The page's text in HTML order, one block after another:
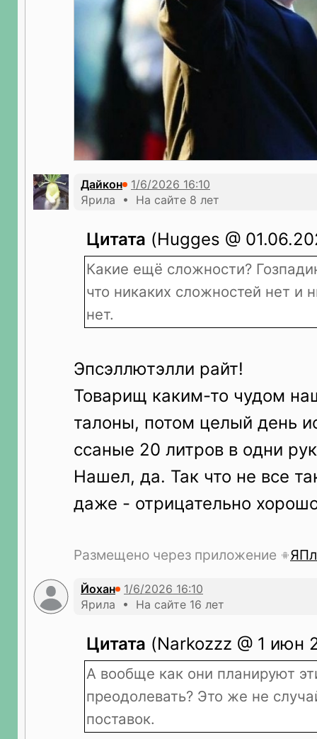
Дайкон
Ярила • На сайте 8 лет
Цитата (Hugges @
Какие ещё сложности?
что никаких сложностей нет и
нет.
Эпсэллютэлли райт!
Товарищ каким-то чудом
талоны, потом целый день
ссаные 20 литров в одни
Нашел, да. Так что не все
даже - отрицательно
Размещено через приложение
Йохан
Ярила • На сайте 16 лет
Цитата (Narkozzz @ 1 июн
А вообще как они планируют
преодолевать? Это же не
поставок.